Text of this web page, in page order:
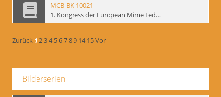
MCB-BK-10021
1. Kongress der European Mime Federation, Amsterdam, September 1991 - interne Signatur: BM-prt-229
Zurück 1234 56789 14 15Vor
Bilderserien